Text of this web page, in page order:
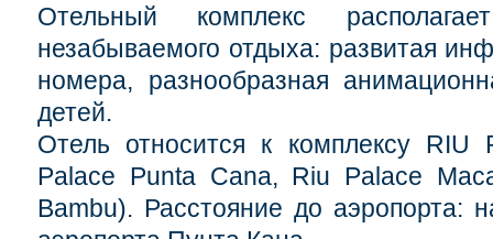
Отельный комплекс
незабываемого отдыха: развитая
номера, разнообразная
детей.
Отель относится к комплексу
Palace Punta Cana, Riu Palace
Bambu). Расстояние до аэропорта: